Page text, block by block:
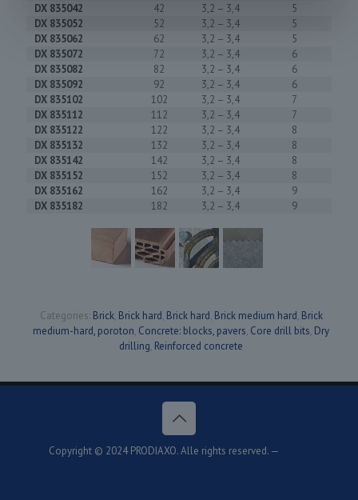
DX 835042
42 3,2 – 3,4
5
DX 835052
52 3,2 – 3,4
5
DX 835062
62 3,2 – 3,4
5
DX 835072
72 3,2 – 3,4
6
DX 835082
82 3,2 – 3,4
6
DX 835092
92 3,2 – 3,4
6
DX 835102
102 3,2 – 3,4
7
DX 835112
112 3,2 – 3,4
7
DX 835122
122 3,2 – 3,4
8
DX 835132
132 3,2 – 3,4
8
DX 835142
142 3,2 – 3,4
8
DX 835152
152 3,2 – 3,4
8
DX 835162
162 3,2 – 3,4
9
DX 835182
182 3,2 – 3,4 9
Categories: Brick, Brick hard, Brick hard, Brick medium hard, Brick
medium-hard, poroton, Concrete: blocks, pavers, Core drill bits, Dry
drilling, Reinforced concrete
Copyright © 2024 PRODIAXO. Alle rights reserved. —